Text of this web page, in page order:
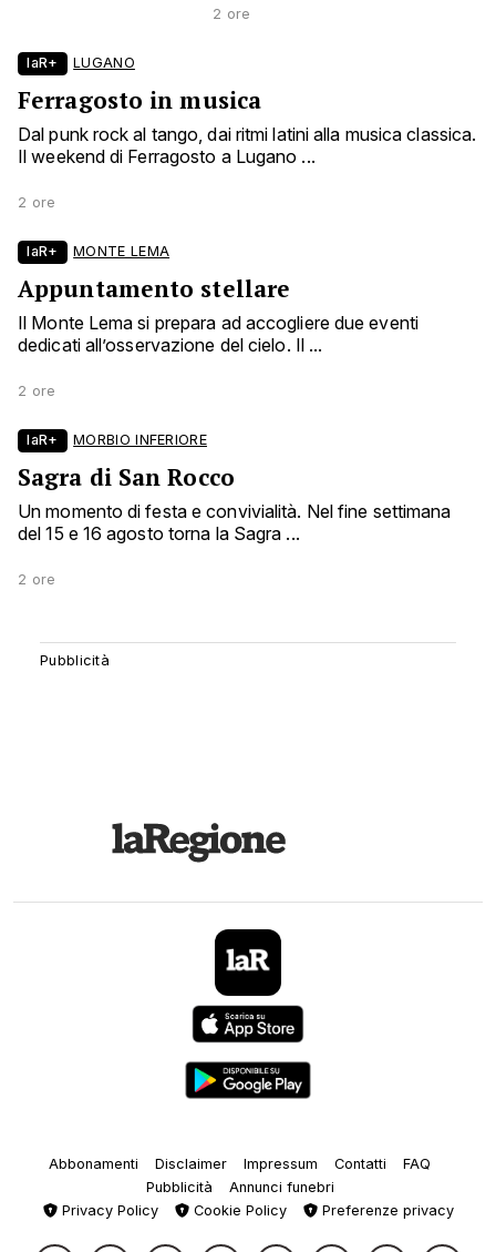
2 ore
laR+ LUGANO
Ferragosto in musica
Dal punk rock al tango, dai ritmi latini alla musica classica.
Il weekend di Ferragosto a Lugano ...
2 ore
laR+ MONTE LEMA
Appuntamento stellare
Il Monte Lema si prepara ad accogliere due eventi
dedicati all’osservazione del cielo. Il ...
2 ore
laR+ MORBIO INFERIORE
Sagra di San Rocco
Un momento di festa e convivialità. Nel fine settimana
del 15 e 16 agosto torna la Sagra ...
2 ore
Abbonamenti Disclaimer Impressum Contatti
FAQ
Pubblicità
Annunci funebri
Privacy Policy
Cookie Policy Preferenze privacy